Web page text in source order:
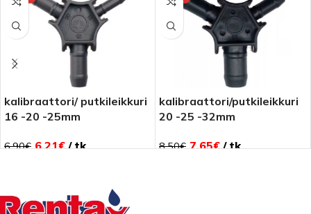
kalibraattori/ putkileikkuri
16 -20 -25mm
6.90€ 6.21€ tk
kalibraattori/putkileikkuri
20 -25 -32mm
8.50€ 7.65€ tk